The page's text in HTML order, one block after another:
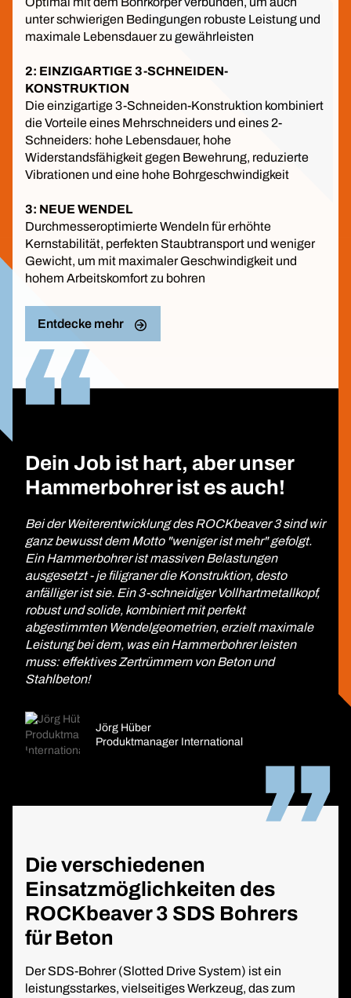
unter schwierigen Bedingungen robuste Leistung und
maximale Lebensdauer zu gewährleisten
2: EINZIGARTIGE 3-SCHNEIDEN-
KONSTRUKTION
Die einzigartige 3-Schneiden-Konstruktion kombiniert
die Vorteile eines Mehrschneiders und eines 2-
Schneiders: hohe Lebensdauer, hohe
Widerstandsfähigkeit gegen Bewehrung, reduzierte
Vibrationen und eine hohe Bohrgeschwindigkeit
3: NEUE WENDEL
Durchmesseroptimierte Wendeln für erhöhte
Kernstabilität, perfekten Staubtransport und weniger
Gewicht, um mit maximaler Geschwindigkeit und
hohem Arbeitskomfort zu bohren
Entdecke mehr
Dein Job ist hart, aber unser
Hammerbohrer ist es auch!
Bei der Weiterentwicklung des ROCKbeaver 3 sind wir
ganz bewusst dem Motto "weniger ist mehr" gefolgt.
Ein Hammerbohrer ist massiven Belastungen
ausgesetzt - je filigraner die Konstruktion, desto
anfälliger ist sie. Ein 3-schneidiger Vollhartmetallkopf,
robust und solide, kombiniert mit perfekt
abgestimmten Wendelgeometrien, erzielt maximale
Leistung bei dem, was ein Hammerbohrer leisten
muss: effektives Zertrümmern von Beton und
Stahlbeton!
Jörg Hüber
Produktmanager International
Die verschiedenen
Einsatzmöglichkeiten des
ROCKbeaver 3 SDS Bohrers
für Beton
Der SDS-Bohrer (Slotted Drive System) ist ein
leistungsstarkes, vielseitiges Werkzeug, das zum